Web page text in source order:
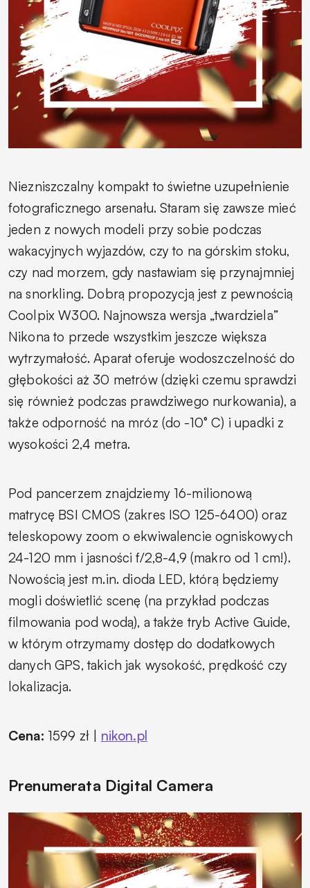
Niezniszczalny kompakt to świetne uzupełnienie
fotograficznego arsenału. Staram się zawsze mieć
jeden z nowych modeli przy sobie podczas
wakacyjnych wyjazdów, czy to na górskim stoku,
czy nad morzem, gdy nastawiam się przynajmniej
na snorkling. Dobrą propozycją jest z pewnością
Coolpix W300. Najnowsza wersja „twardziela”
Nikona to przede wszystkim jeszcze większa
wytrzymałość. Aparat oferuje wodoszczelność do
głębokości aż 30 metrów (dzięki czemu sprawdzi
się również podczas prawdziwego nurkowania), a
także odporność na mróz (do -10° C) i upadki z
wysokości 2,4 metra.
Pod pancerzem znajdziemy 16-milionową
matrycę BSI CMOS (zakres ISO 125-6400) oraz
teleskopowy zoom o ekwiwalencie ogniskowych
24-120 mm i jasności f/2,8-4,9 (makro od 1 cm!).
Nowością jest m.in. dioda LED, którą będziemy
mogli doświetlić scenę (na przykład podczas
filmowania pod wodą), a także tryb Active Guide,
w którym otrzymamy dostęp do dodatkowych
danych GPS, takich jak wysokość, prędkość czy
lokalizacja.
Cena: 1599 zł | nikon.pl
Prenumerata Digital Camera